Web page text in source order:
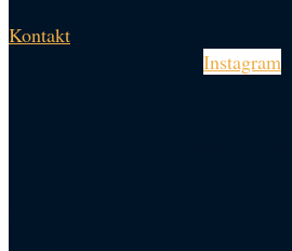
Kontakt
Instagram